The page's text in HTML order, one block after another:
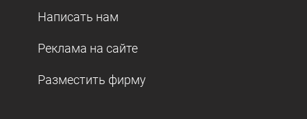
Написать нам
Реклама на сайте
Разместить фирму